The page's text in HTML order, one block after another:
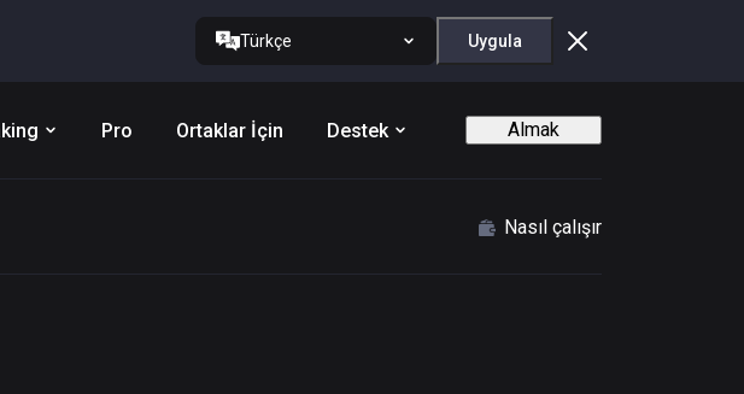
Türkçe Uygula
Pro Ortaklar İçin Destek Almak
Nasıl çalışır